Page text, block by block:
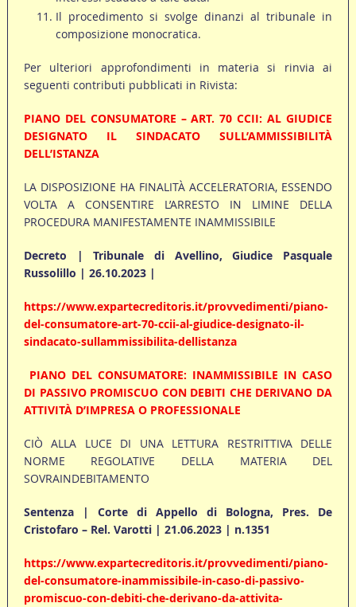
Il procedimento si svolge dinanzi al tribunale in
composizione monocratica.
Per ulteriori approfondimenti in materia si rinvia ai
seguenti contributi pubblicati in Rivista:
PIANO DEL CONSUMATORE – ART. 70 CCII: AL GIUDICE
DESIGNATO IL SINDACATO SULL’AMMISSIBILITÀ
DELL’ISTANZA
LA DISPOSIZIONE HA FINALITÀ ACCELERATORIA, ESSENDO
VOLTA A CONSENTIRE L’ARRESTO IN LIMINE DELLA
PROCEDURA MANIFESTAMENTE INAMMISSIBILE
Decreto | Tribunale di Avellino, Giudice Pasquale
Russolillo | 26.10.2023 |
https://www.expartecreditoris.it/provvedimenti/piano-
del-consumatore-art-70-ccii-al-giudice-designato-il-
sindacato-sullammissibilita-dellistanza
PIANO DEL CONSUMATORE: INAMMISSIBILE IN CASO
DI PASSIVO PROMISCUO CON DEBITI CHE DERIVANO DA
ATTIVITÀ D’IMPRESA O PROFESSIONALE
CIÒ ALLA LUCE DI UNA LETTURA RESTRITTIVA DELLE
NORME REGOLATIVE DELLA MATERIA DEL
SOVRAINDEBITAMENTO
Sentenza | Corte di Appello di Bologna, Pres. De
Cristofaro – Rel. Varotti | 21.06.2023 | n.1351
https://www.expartecreditoris.it/provvedimenti/piano-
del-consumatore-inammissibile-in-caso-di-passivo-
promiscuo-con-debiti-che-derivano-da-attivita-